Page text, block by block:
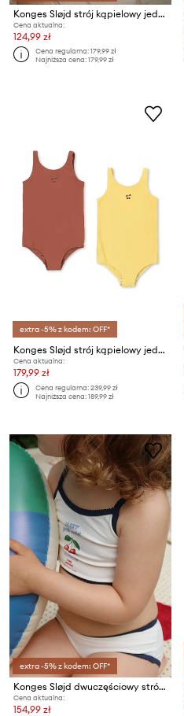
Konges Sløjd strój kąpielowy jednoczęściowy dziecięcy MERLE SWIMSUIT GRS
Cena aktualna:
124,99 zł
Cena regularna:179,99 zł
Najniższa cena:179,99 zł
extra -5% z kodem: OFF*
Konges Sløjd strój kąpielowy jednoczęściowy dziecięcy 2 PACK MARVA SWIMSUIT
Cena aktualna:
179,99 zł
Cena regularna:239,99 zł
Najniższa cena:189,99 zł
extra -5% z kodem: OFF*
Konges Sløjd dwuczęściowy strój kąpielowy dziecięcy VILJA BIKINI GRS
Cena aktualna:
154,99 zł